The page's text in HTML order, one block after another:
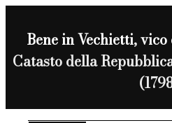
Bene in Vechietti,
Catasto della